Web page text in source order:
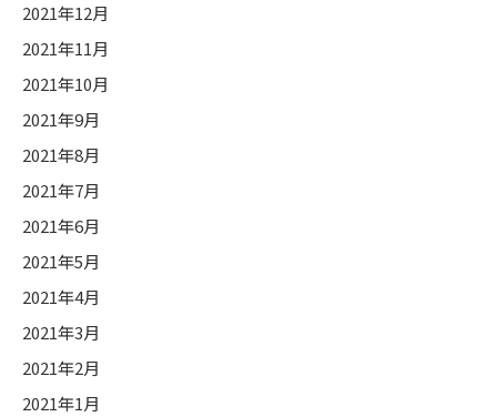
2021年12月
2021年11月
2021年10月
2021年9月
2021年8月
2021年7月
2021年6月
2021年5月
2021年4月
2021年3月
2021年2月
2021年1月